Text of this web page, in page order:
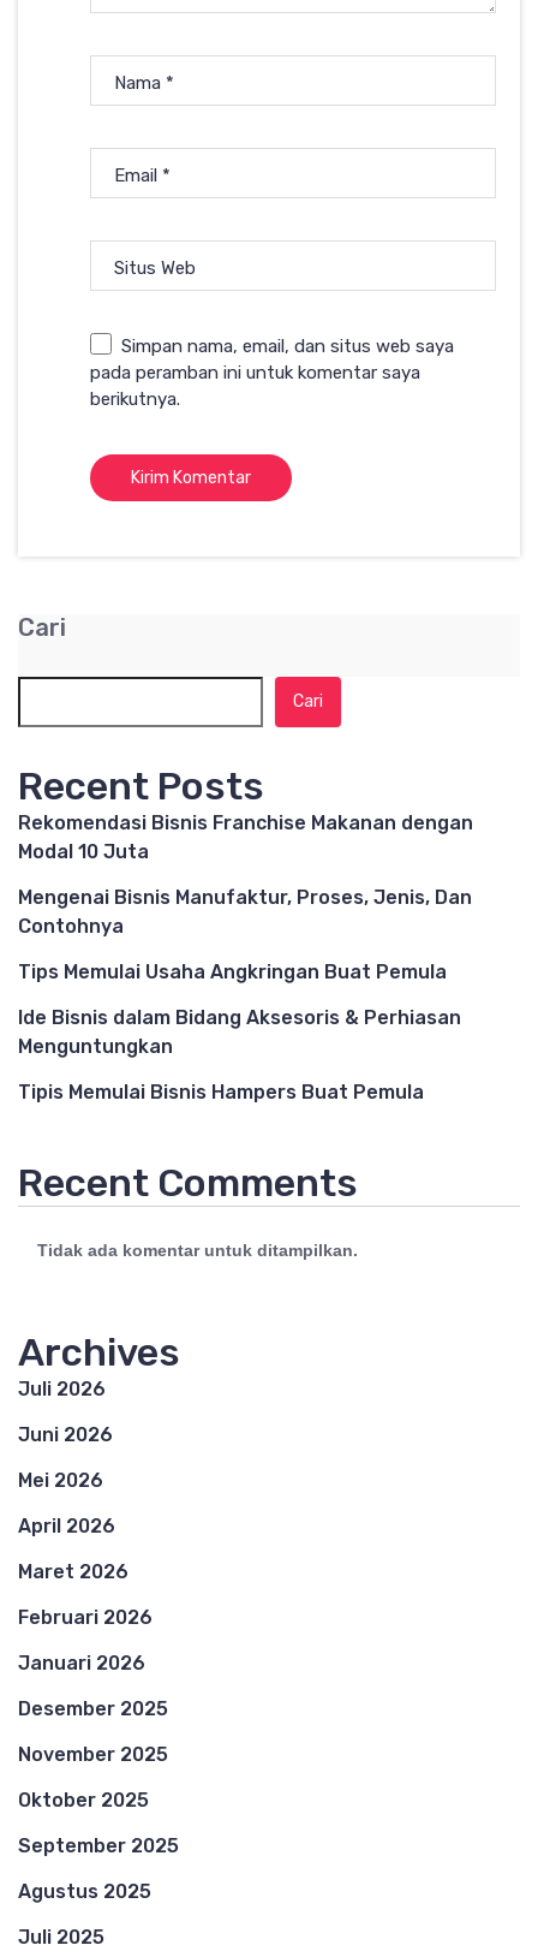
Nama *
Email *
Situs Web
Simpan nama, email, dan situs web saya
pada peramban ini untuk komentar saya
berikutnya.
Cari
Cari
Recent Posts
Rekomendasi Bisnis Franchise Makanan dengan
Modal 10 Juta
Mengenai Bisnis Manufaktur, Proses, Jenis, Dan
Contohnya
Tips Memulai Usaha Angkringan Buat Pemula
Ide Bisnis dalam Bidang Aksesoris & Perhiasan
Menguntungkan
Tipis Memulai Bisnis Hampers Buat Pemula
Recent Comments
Tidak ada komentar untuk ditampilkan.
Archives
Juli 2026
Juni 2026
Mei 2026
April 2026
Maret 2026
Februari 2026
Januari 2026
Desember 2025
November 2025
Oktober 2025
September 2025
Agustus 2025
Juli 2025